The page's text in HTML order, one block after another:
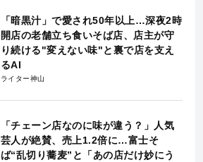
「暗黒汁」で愛され50年以上…深夜2時
開店の老舗立ち食いそば店、店主が守
り続ける"変えない味"と裏で店を支え
るAI
ライター神山
「チェーン店なのに味が違う？」人気
芸人が絶賛、売上1.2倍に…富士そ
ば“乱切り蕎麦”と「あの店だけ妙にう